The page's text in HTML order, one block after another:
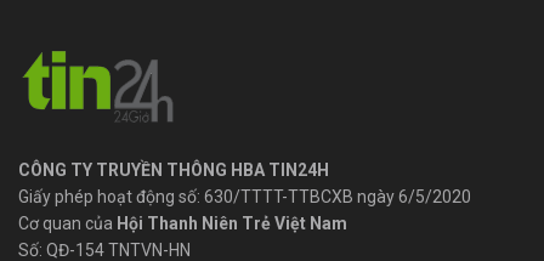
CÔNG TY TRUYỀN THÔNG HBA TIN24H
Giấy phép hoạt động số: 630/TTTT-TTBCXB ngày 6/5/2020
Cơ quan của Hội Thanh Niên Trẻ Việt Nam
Số: QĐ-154 TNTVN-HN